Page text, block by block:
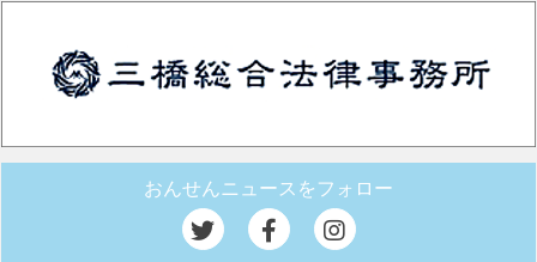
おんせんニュースをフォロー